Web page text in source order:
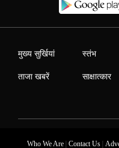
मुख्य सुर्खियां
ताजा खबरें
स्तंभ
साक्षात्कार
Who We Are| Contact Us|